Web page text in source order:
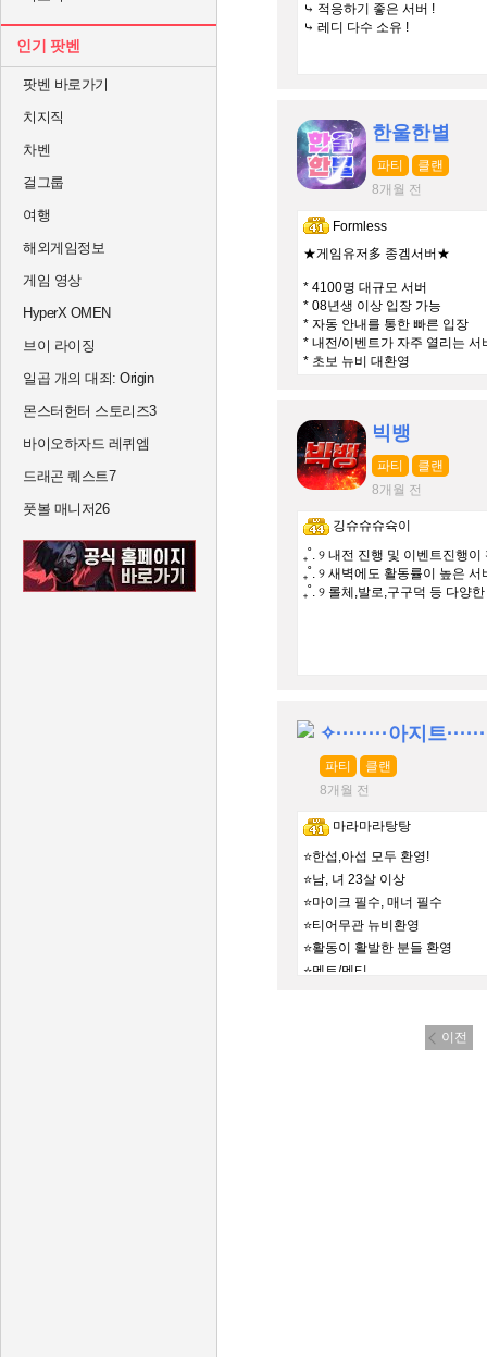
인기 팟벤
팟벤 바로가기
치지직
차벤
걸그룹
여행
해외게임정보
게임 영상
HyperX OMEN
브이 라이징
일곱 개의 대죄: Origin
몬스터헌터 스토리즈3
바이오하자드 레퀴엠
드래곤 퀘스트7
풋볼 매니저26
⤷ 적응하기 좋은 서버 !
⤷ 레디 다수 소유 !
한울한별
파티
클랜
8개월 전
Formless
★게임유저多 종겜서버★
* 4100명 대규모 서버
* 08년생 이상 입장 가능
* 자동 안내를 통한 빠른 입장
* 내전/이벤트가 자주 열리는 서
* 초보 뉴비 대환영
빅뱅
파티
클랜
8개월 전
깅슈슈슈슉이
₊˚. ୨ 내전 진행 및 이벤트진행이
₊˚. ୨ 새벽에도 활동률이 높은 서
₊˚. ୨ 롤체,발로,구구덕 등 다양
✧········아지트
파티
클랜
8개월 전
마라마라탕탕
⭐한섭,아섭 모두 환영!
⭐남, 녀 23살 이상
⭐마이크 필수, 매너 필수
⭐티어무관 뉴비환영
⭐활동이 활발한 분들 환영
⭐멘토/멘티
이전